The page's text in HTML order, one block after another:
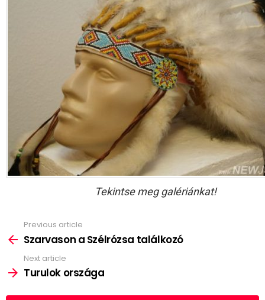
Tekintse meg galériánkat!
more
Previous article
Szarvason a Szélrózsa találkozó
Next article
Turulok országa